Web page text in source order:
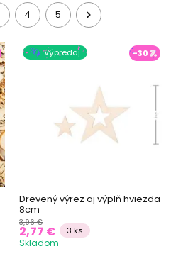
4 5
Výpredaj -30
Drevený výrez aj výplň hviezda
8cm
3,96 €
2,77 € 3 ks
Skladom